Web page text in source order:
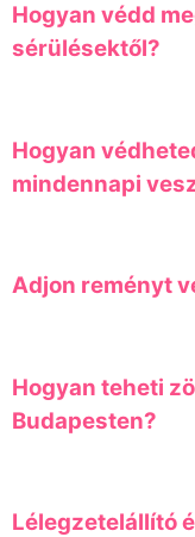
Hogyan védd
sérülésektől?
Hogyan
mindennapi
Adjon reményt
Hogyan teheti
Budapesten?
Lélegzetelállító